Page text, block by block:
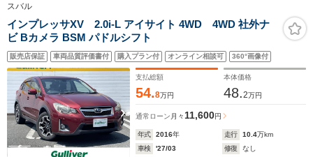
スバル
インプレッサXV 2.0i-L アイサイト 4WD 4WD 社外ナ
ビ Bカメラ BSM パドルシフト
販売店保証 車両品質評価書付 購入プラン付 オンライン相談可 360°画像付
支払総額
54.8万円
本体価格
48.2万円
通常ローン 月々 11,600円
年式 2016年 走行 10.4万km
車検
'27/03 修復
なし